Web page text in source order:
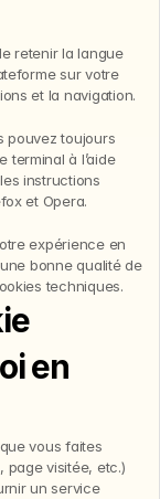
retenir la langue
sur votre
et la navigation.
pouvez toujours
terminal à l’aide
instructions
et Opera.
expérience en
bonne qualité de
techniques.
en
vous faites
page visitée, etc.)
un service